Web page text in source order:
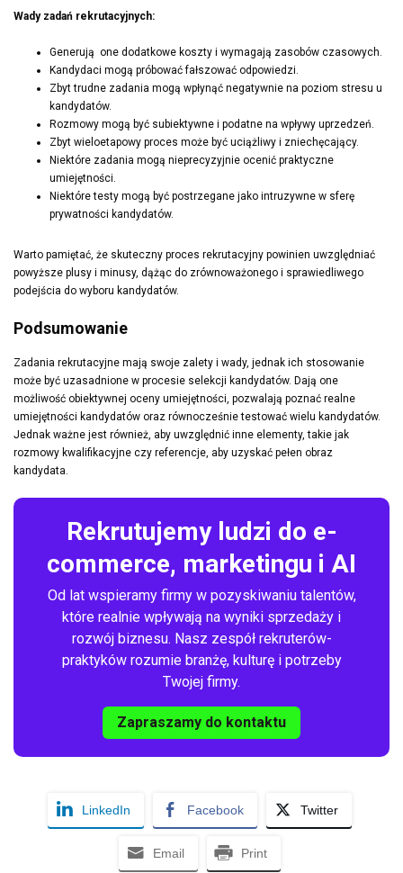
Wady zadań rekrutacyjnych:
Generują one dodatkowe koszty i wymagają zasobów czasowych.
Kandydaci mogą próbować fałszować odpowiedzi.
Zbyt trudne zadania mogą wpłynąć negatywnie na poziom stresu u
kandydatów.
Rozmowy mogą być subiektywne i podatne na wpływy uprzedzeń.
Zbyt wieloetapowy proces może być uciążliwy i zniechęcający.
Niektóre zadania mogą nieprecyzyjnie ocenić praktyczne
umiejętności.
Niektóre testy mogą być postrzegane jako intruzywne w sferę
prywatności kandydatów.
Warto pamiętać, że skuteczny proces rekrutacyjny powinien uwzględniać
powyższe plusy i minusy, dążąc do zrównoważonego i sprawiedliwego
podejścia do wyboru kandydatów.
Podsumowanie
Zadania rekrutacyjne mają swoje zalety i wady, jednak ich stosowanie
może być uzasadnione w procesie selekcji kandydatów. Dają one
możliwość obiektywnej oceny umiejętności, pozwalają poznać realne
umiejętności kandydatów oraz równocześnie testować wielu kandydatów.
Jednak ważne jest również, aby uwzględnić inne elementy, takie jak
rozmowy kwalifikacyjne czy referencje, aby uzyskać pełen obraz
kandydata.
Rekrutujemy ludzi do e-
commerce, marketingu i AI
Od lat wspieramy firmy w pozyskiwaniu talentów,
które realnie wpływają na wyniki sprzedaży i
rozwój biznesu. Nasz zespół rekruterów-
praktyków rozumie branżę, kulturę i potrzeby
Twojej firmy.
Zapraszamy do kontaktu
LinkedIn Facebook Twitter
Email Print